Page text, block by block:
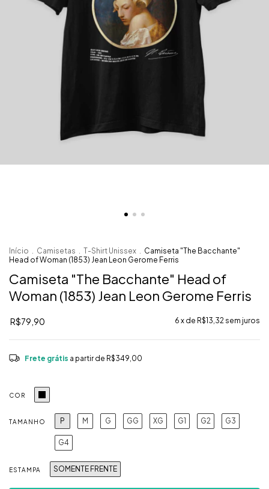
Início . Camisetas . T-Shirt Unissex . Camiseta "The Bacchante"
Head of Woman (1853) Jean Leon Gerome Ferris
Camiseta "The Bacchante" Head of
Woman (1853) Jean Leon Gerome Ferris
R$79,90 6 x de R$13,32 sem juros
Frete grátis a partir de R$349,00
COR
TAMANHO P M G GG XG G1 G2 G3
G4
ESTAMPA SOMENTE FRENTE